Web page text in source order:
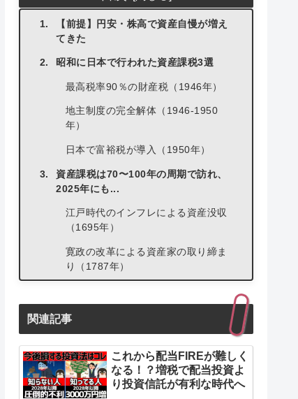
【前提】円安・株高で資産自慢が増え
てきた
昭和に日本で行われた資産課税3選
最高税率90％の財産税（1946年）
地主制度の完全解体（1946-1950
年）
日本で富裕税が導入（1950年）
資産課税は70〜100年の周期で訪れ、
2025年にも...
江戸時代のインフレによる資産没収
（1695年）
寛政の改革による資産家の取り締ま
り（1787年）
ミニマムタックス導入（2025年開
関連記事
これから配当FIREが難しく
なる！？増税で配当投資よ
り投資信託が有利な時代へ